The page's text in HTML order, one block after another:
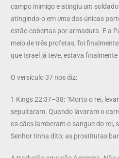
campo inimigo e atingiuum
atingindo-o emumadas únicas
estão cobertas por armadura. E a
meio de três profetas, foi
que Israel já teve, estava
O versículo 37 nos diz:
1 Kings 22:37–38: “Morto o rei,
sepultaram. Quando lavaram o
os cães lamberam o sangue do rei,
Senhor tinha dito; as prostitutas